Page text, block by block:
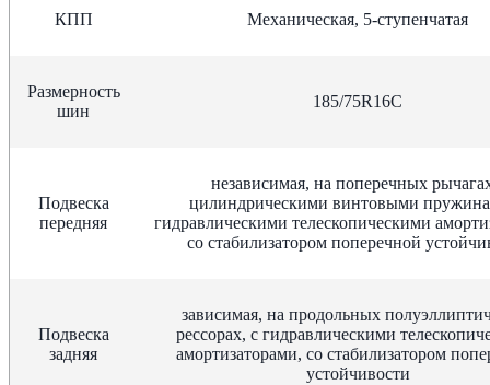
КПП Механическая, 5-ступенчатая
Размерность
шин
185/75R16С
Подвеска
передняя
независимая, на поперечных
цилиндрическими винтовыми
гидравлическими телескопическими
со стабилизатором поперечной
Подвеска
задняя
зависимая, на продольных
рессорах, с гидравлическими
амортизаторами, со стабилизатором
устойчивости